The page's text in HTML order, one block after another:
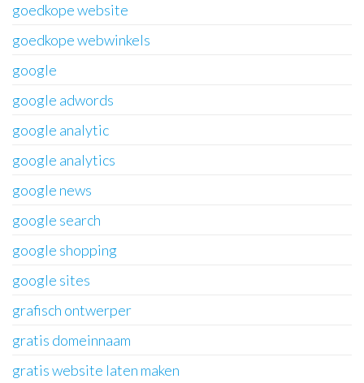
goedkope website
goedkope webwinkels
google
google adwords
google analytic
google analytics
google news
google search
google shopping
google sites
grafisch ontwerper
gratis domeinnaam
gratis website laten maken